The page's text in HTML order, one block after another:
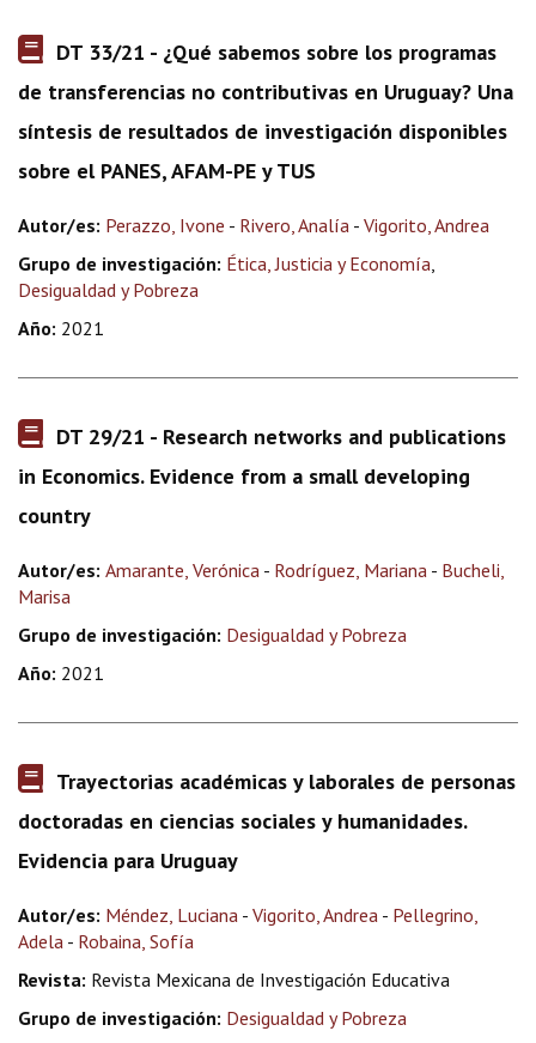
DT 33/21 - ¿Qué sabemos sobre los programas
de transferencias no contributivas en Uruguay? Una
síntesis de resultados de investigación disponibles
sobre el PANES, AFAM-PE y TUS
Autor/es: Perazzo, Ivone - Rivero, Analía - Vigorito, Andrea
Grupo de investigación: Ética, Justicia y Economía,
Desigualdad y Pobreza
Año: 2021
DT 29/21 - Research networks and publications
in Economics. Evidence from a small developing
country
Autor/es: Amarante, Verónica - Rodríguez, Mariana - Bucheli,
Marisa
Grupo de investigación: Desigualdad y Pobreza
Año: 2021
Trayectorias académicas y laborales de personas
doctoradas en ciencias sociales y humanidades.
Evidencia para Uruguay
Autor/es: Méndez, Luciana - Vigorito, Andrea - Pellegrino,
Adela - Robaina, Sofía
Revista: Revista Mexicana de Investigación Educativa
Grupo de investigación: Desigualdad y Pobreza